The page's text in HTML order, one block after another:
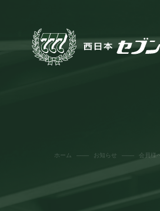
ホーム お知らせ 会員様